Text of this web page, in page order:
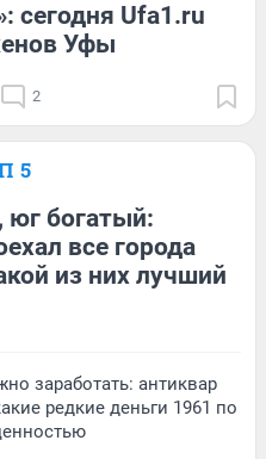
сегодня Ufa1.ru
Уфы
2
5
юг богатый:
все города
из них лучший
заработать: антиквар
редкие деньги 1961 по